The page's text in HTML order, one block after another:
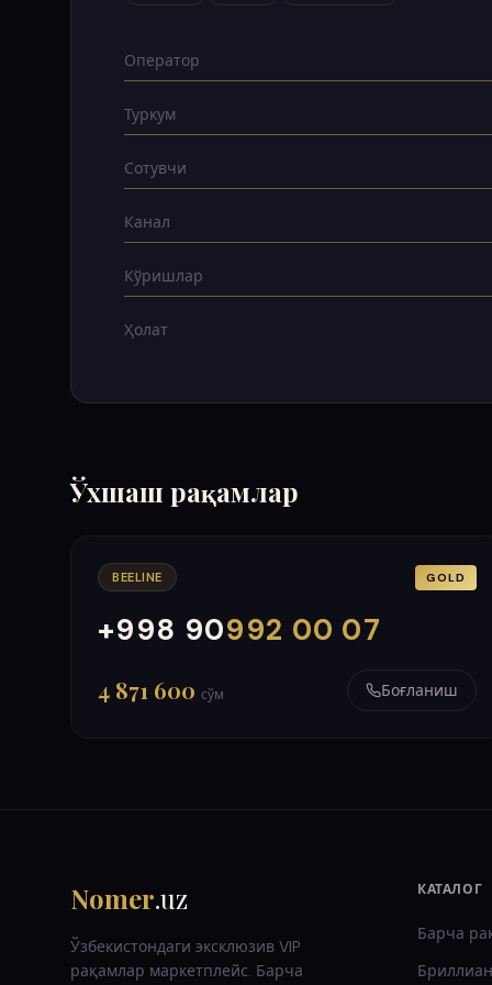
Оператор
Туркум
Сотувчи
Канал
Кўришлар
Ҳолат
Ўхшаш рақамлар
BEELINE GOLD
+998 90992 00 07
000
999
4 871 600 сўм Боғланиш
Nomer.uz
Ўзбекистондаги эксклюзив VIP
рақамлар маркетплейс. Барча
КАТАЛОГ
Барча